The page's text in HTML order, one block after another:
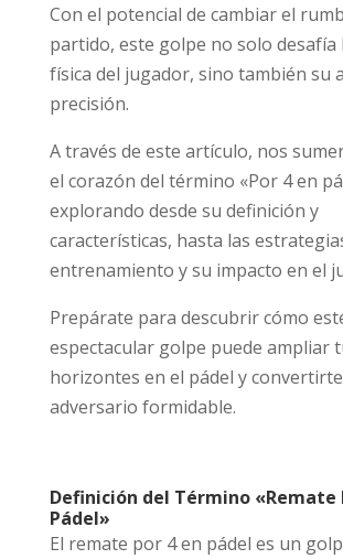
Con el potencial de cambiar el
partido, este golpe no solo desafía
física del jugador, sino también su
precisión.
A través de este artículo, nos
el corazón del término «Por 4 en
explorando desde su definición y
características, hasta las
entrenamiento y su impacto en el
Prepárate para descubrir cómo
espectacular golpe puede ampliar
horizontes en el pádel y
adversario formidable.
Definición del Término «Remate
Pádel»
El remate por 4 en pádel es un